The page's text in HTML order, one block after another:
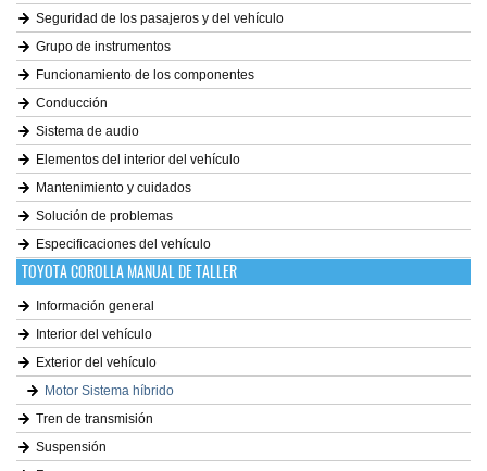
Seguridad de los pasajeros y del vehículo
Grupo de instrumentos
Funcionamiento de los componentes
Conducción
Sistema de audio
Elementos del interior del vehículo
Mantenimiento y cuidados
Solución de problemas
Especificaciones del vehículo
TOYOTA COROLLA MANUAL DE TALLER
Información general
Interior del vehículo
Exterior del vehículo
Motor Sistema híbrido
Tren de transmisión
Suspensión